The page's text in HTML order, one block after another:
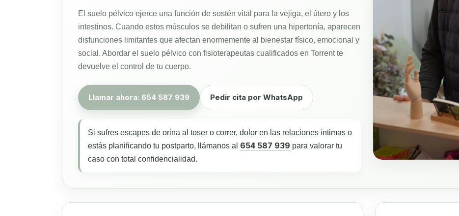
El suelo pélvico ejerce una función de sostén vital para la vejiga, el útero y los
intestinos. Cuando estos músculos se debilitan o sufren una hipertonía, aparecen
disfunciones limitantes que afectan enormemente al bienestar físico, emocional y
social. Abordar el suelo pélvico con fisioterapeutas cualificados en Torrent te
devuelve el control de tu cuerpo.
Llamar ahora: 654 587 939 Pedir cita por WhatsApp
Si sufres escapes de orina al toser o correr, dolor en las relaciones íntimas o
estás planificando tu postparto, llámanos al 654 587 939 para valorar tu
caso con total confidencialidad.